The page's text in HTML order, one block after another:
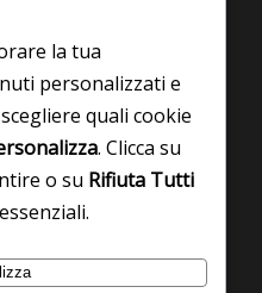
la tua
personalizzati e
quali cookie
. Clicca su
o su Rifiuta Tutti